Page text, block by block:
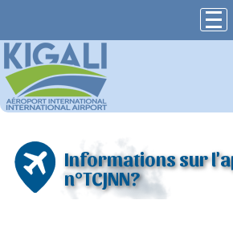
Informations sur
n°TCJNN?